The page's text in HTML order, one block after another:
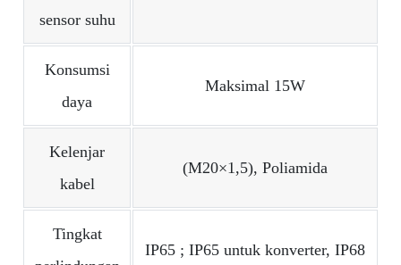
sensor suhu
Konsumsi
daya
Maksimal 15W
Kelenjar
kabel
(M20×1,5), Poliamida
Tingkat
IP65 ; IP65 untuk konverter, IP68